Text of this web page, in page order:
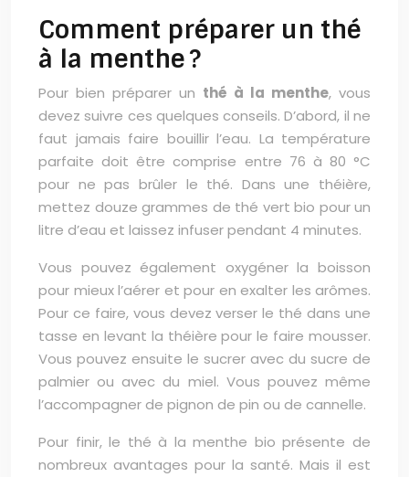
Comment préparer un thé
à la menthe ?
Pour bien préparer un thé à la menthe, vous
devez suivre ces quelques conseils. D’abord, il ne
faut jamais faire bouillir l’eau. La température
parfaite doit être comprise entre 76 à 80 °C
pour ne pas brûler le thé. Dans une théière,
mettez douze grammes de thé vert bio pour un
litre d’eau et laissez infuser pendant 4 minutes.
Vous pouvez également oxygéner la boisson
pour mieux l’aérer et pour en exalter les arômes.
Pour ce faire, vous devez verser le thé dans une
tasse en levant la théière pour le faire mousser.
Vous pouvez ensuite le sucrer avec du sucre de
palmier ou avec du miel. Vous pouvez même
l’accompagner de pignon de pin ou de cannelle.
Pour finir, le thé à la menthe bio présente de
nombreux avantages pour la santé. Mais il est